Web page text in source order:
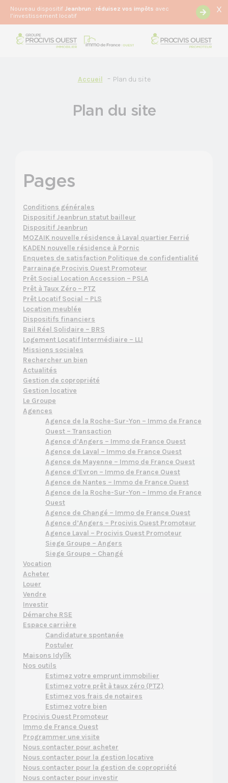
Accueil Plan du site
Plan du site
Pages
Conditions générales
Dispositif Jeanbrun statut bailleur
Dispositif Jeanbrun
MOZAIK nouvelle résidence à Laval quartier Ferrié
KADEN nouvelle résidence à Pornic
Enquetes de satisfaction Politique de confidentialité
Parrainage Procivis Ouest Promoteur
Prêt Social Location Accession – PSLA
Prêt à Taux Zéro – PTZ
Prêt Locatif Social – PLS
Location meublée
Dispositifs financiers
Bail Réel Solidaire – BRS
Logement Locatif Intermédiaire – LLI
Missions sociales
Rechercher un bien
Actualités
Gestion de copropriété
Gestion locative
Le Groupe
Agences
Agence de la Roche-Sur-Yon – Immo de France
Ouest – Transaction
Agence d’Angers – Immo de France Ouest
Agence de Laval – Immo de France Ouest
Agence de Mayenne – Immo de France Ouest
Agence d’Evron – Immo de France Ouest
Agence de Nantes – Immo de France Ouest
Agence de la Roche-Sur-Yon – Immo de France
Ouest
Agence de Changé – Immo de France Ouest
Agence d’Angers – Procivis Ouest Promoteur
Agence Laval – Procivis Ouest Promoteur
Siege Groupe – Angers
Siege Groupe – Changé
Vocation
Acheter
Louer
Vendre
Investir
Démarche RSE
Espace carrière
Candidature spontanée
Postuler
Maisons Idylîk
Nos outils
Estimez votre emprunt immobilier
Estimez votre prêt à taux zéro (PTZ)
Estimez vos frais de notaires
Estimez votre bien
Procivis Ouest Promoteur
Immo de France Ouest
Programmer une visite
Nous contacter pour acheter
Nous contacter pour la gestion locative
Nous contacter pour la gestion de copropriété
Nous contacter pour investir
Nouveau dispositif Jeanbrun : réduisez vos impôts avec
l’investissement locatif
X